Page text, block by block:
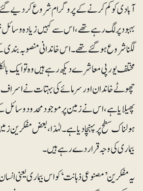
آبادی کو کم کرنے کے پروگرام شروع کردیے گئے۔
بہبود پر لگ رہے تھے، اس سے کہیں زیادہ وسائل
لگنا شروع ہوگئے تھے ۔ اس خاندانی منصوبہ بندی
مختلف یورپی معاشرے دیکھ رہے ہیں وہ تو ایک
چھوٹے خاندان اور سرمائے کی بہتات نے اسراف
پھیلایا ہے، اس نے زمین پر موجود محدود وسائل
ہولناک سطح پر پہنچادیا ہے۔ لہٰذا، بعض مفکرین
بیماری کی وجہ قرار دے رہے ہیں۔
یہ مفکرین ’مصنوعی ذہانت‘ کو اس بیماری یعنی